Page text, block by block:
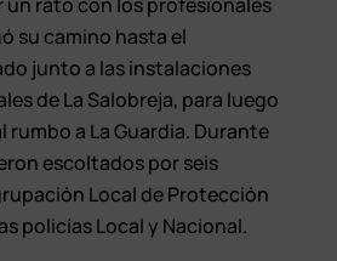
su camino hasta el
junto a las instalaciones
de La Salobreja, para luego
a La Guardia. Durante
escoltados por seis
Local de Protección
policías Local y Nacional.